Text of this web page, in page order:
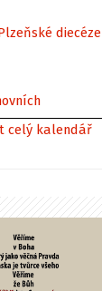
diecéze
celý kalendář